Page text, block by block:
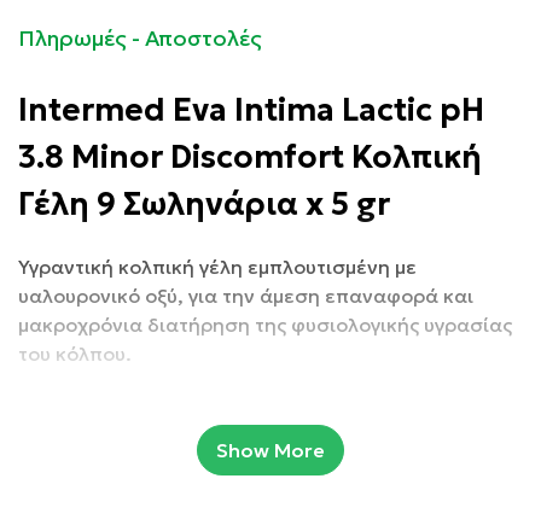
Πληρωμές - Αποστολές
Intermed Eva Intima Lactic pH
3.8 Minor Discomfort Κολπική
Γέλη 9 Σωληνάρια x 5 gr
Υγραντική κολπική γέλη εμπλουτισμένη με
υαλουρονικό οξύ, για την άμεση επαναφορά και
μακροχρόνια διατήρηση της φυσιολογικής υγρασίας
του κόλπου.
Συσκευασία: 9 προγεμισμένοι με γέλη κολπικοί
Show More